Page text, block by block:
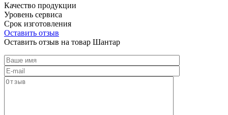
Качество продукции
Уровень сервиса
Срок изготовления
Оставить отзыв
Оставить отзыв на товар Шантар